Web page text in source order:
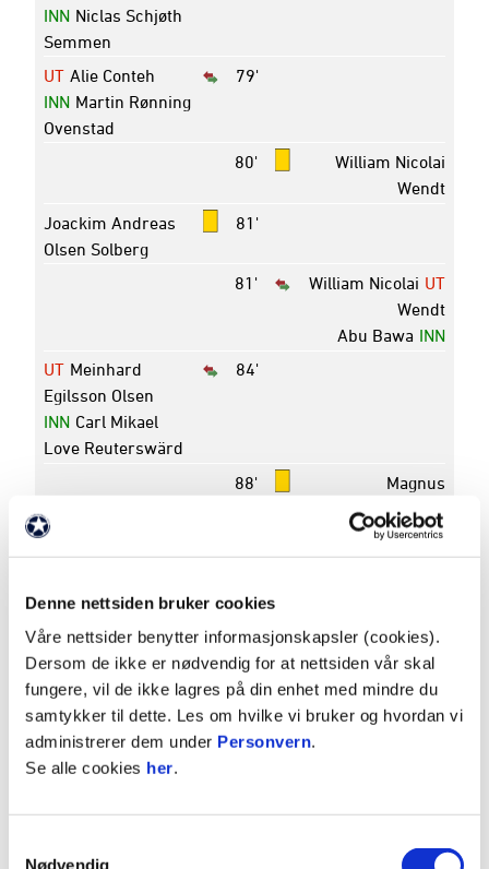
Denne nettsiden bruker cookies
Våre nettsider benytter informasjonskapsler (cookies).
Dersom de ikke er nødvendig for at nettsiden vår skal
fungere, vil de ikke lagres på din enhet med mindre du
samtykker til dette. Les om hvilke vi bruker og hvordan vi
administrerer dem under Personvern.
Se alle cookies her.
Nødvendig
INN Niclas Schjøth
Semmen
79'
UT Alie Conteh
INN Martin Rønning
Ovenstad
80'
William Nicolai
Wendt
81'
Joackim Andreas
Olsen Solberg
81'
UT
William Nicolai
Wendt
INN
Abu Bawa
84'
UT Meinhard
Egilsson Olsen
INN Carl Mikael
Love Reuterswärd
88'
Magnus
Christensen
Rundenummer
29
Dato
02. november 2024
Avspark
16:00
Pauseresultat
1 - 0
Sluttresultat
3 - 0
Arena
Consto Arena
K P
36